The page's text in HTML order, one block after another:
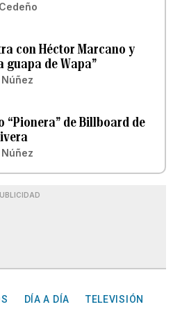
con Héctor Marcano y
guapa de Wapa”
“Pionera” de Billboard de
DÍA A DÍA
TELEVISIÓN